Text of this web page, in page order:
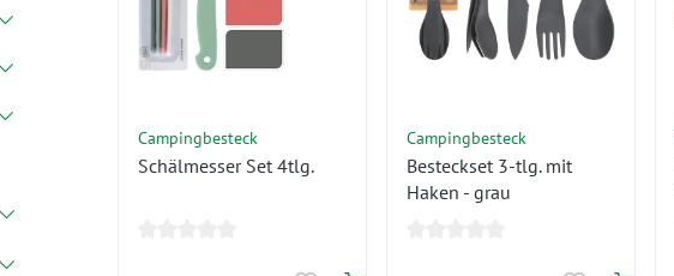
Campingbesteck
Schälmesser Set 4tlg.
Campingbesteck
Besteckset 3-tlg. mit
Haken - grau